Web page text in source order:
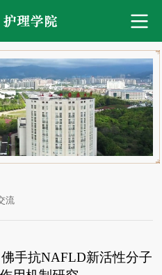
流
手抗NAFLD新活性分子